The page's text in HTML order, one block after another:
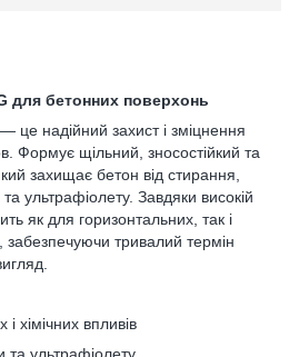
для бетонних поверхонь
— це надійний захист і зміцнення
Формує щільний, зносостійкий та
захищає бетон від стирання,
ультрафіолету. Завдяки високій
як для горизонтальних, так і
забезпечуючи тривалий термін
і хімічних впливів